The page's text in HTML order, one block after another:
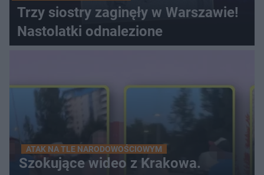
Trzy siostry zaginęły w Warszawie!
Nastolatki odnalezione
ATAK NA TLE NARODOWOŚCIOWYM
Szokujące wideo z Krakowa.